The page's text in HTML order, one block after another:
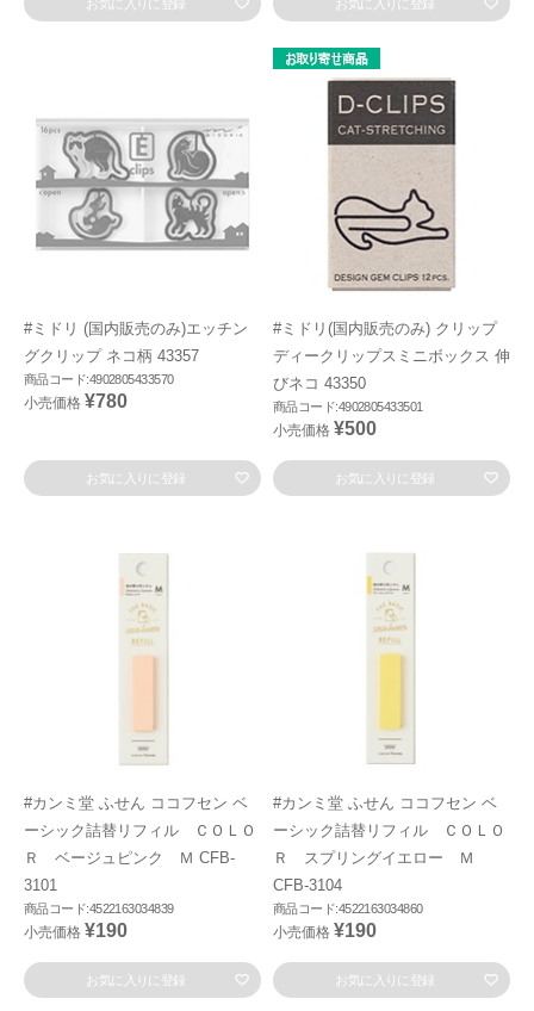
お気に入りに登録 お気に入りに登録
#ミドリ (国内販売のみ)エッチン
グクリップ ネコ柄 43357
商品コード:4902805433570
小売価格 ¥780
お気に入りに登録
#ミドリ(国内販売のみ) クリップ
ディークリップスミニボックス 伸
びネコ 43350
商品コード:4902805433501
小売価格 ¥500
お気に入りに登録
#カンミ堂 ふせん ココフセン ベ
ーシック詰替リフィル ＣＯＬＯ
Ｒ ベージュピンク Ｍ CFB-
3101
商品コード:4522163034839
小売価格 ¥190
お気に入りに登録
#カンミ堂 ふせん ココフセン ベ
ーシック詰替リフィル ＣＯＬＯ
Ｒ スプリングイエロー Ｍ
CFB-3104
商品コード:4522163034860
小売価格 ¥190
お気に入りに登録